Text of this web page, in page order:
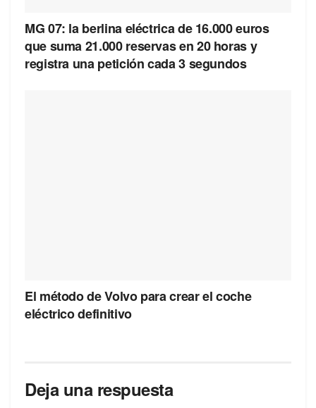
MG 07: la berlina eléctrica de 16.000 euros
que suma 21.000 reservas en 20 horas y
registra una petición cada 3 segundos
El método de Volvo para crear el coche
eléctrico definitivo
Deja una respuesta